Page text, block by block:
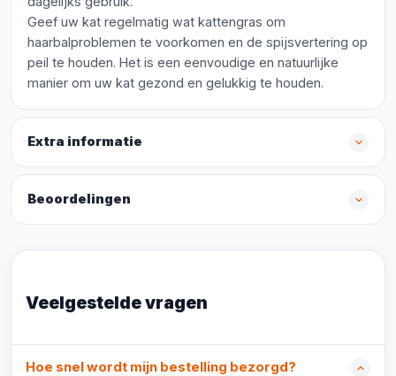
Geef uw kat regelmatig wat kattengras om
haarbalproblemen te voorkomen en de spijsvertering op
peil te houden. Het is een eenvoudige en natuurlijke
manier om uw kat gezond en gelukkig te houden.
Extra informatie
Beoordelingen
Veelgestelde vragen
Hoe snel wordt mijn bestelling bezorgd?